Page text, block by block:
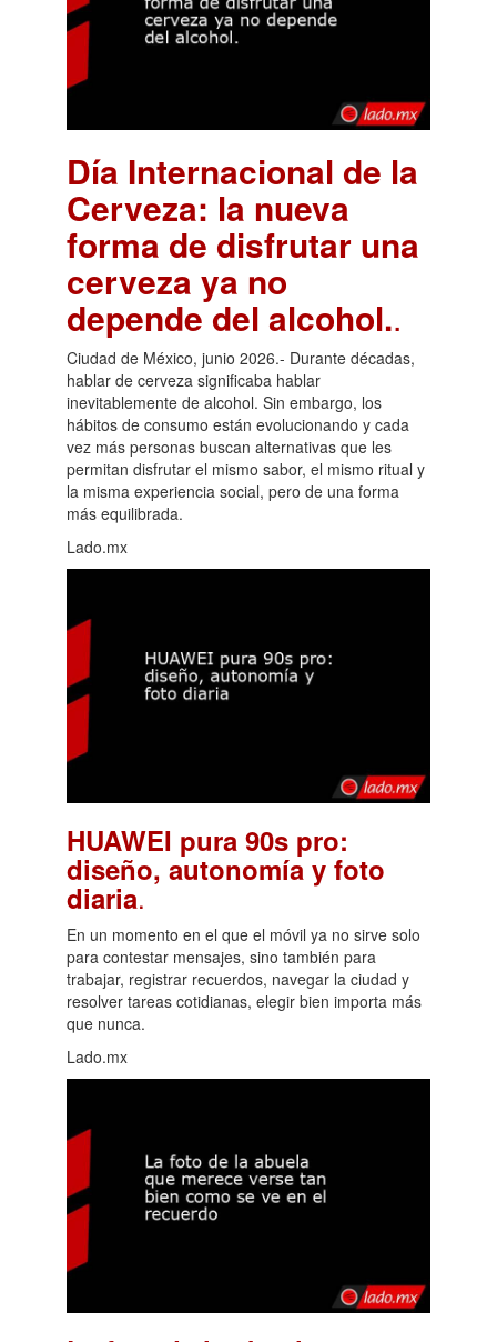
Día Internacional de la
Cerveza: la nueva
forma de disfrutar una
cerveza ya no
depende del alcohol..
Ciudad de México, junio 2026.- Durante décadas,
hablar de cerveza significaba hablar
inevitablemente de alcohol. Sin embargo, los
hábitos de consumo están evolucionando y cada
vez más personas buscan alternativas que les
permitan disfrutar el mismo sabor, el mismo ritual y
la misma experiencia social, pero de una forma
más equilibrada.
Lado.mx
HUAWEI pura 90s pro:
diseño, autonomía y foto
diaria.
En un momento en el que el móvil ya no sirve solo
para contestar mensajes, sino también para
trabajar, registrar recuerdos, navegar la ciudad y
resolver tareas cotidianas, elegir bien importa más
que nunca.
Lado.mx